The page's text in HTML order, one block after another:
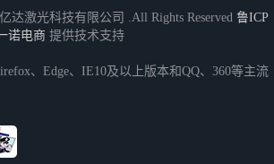
达激光科技有限公司 .All Rights Reserved 鲁ICP
诺电商 提供技术支持
、Edge、IE10及以上版本和QQ、360等主流